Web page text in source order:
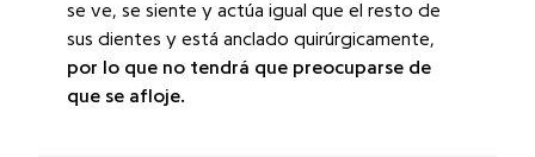
se ve, se siente y actúa igual que el resto de
sus dientes y está anclado quirúrgicamente,
por lo que no tendrá que preocuparse de
que se afloje.